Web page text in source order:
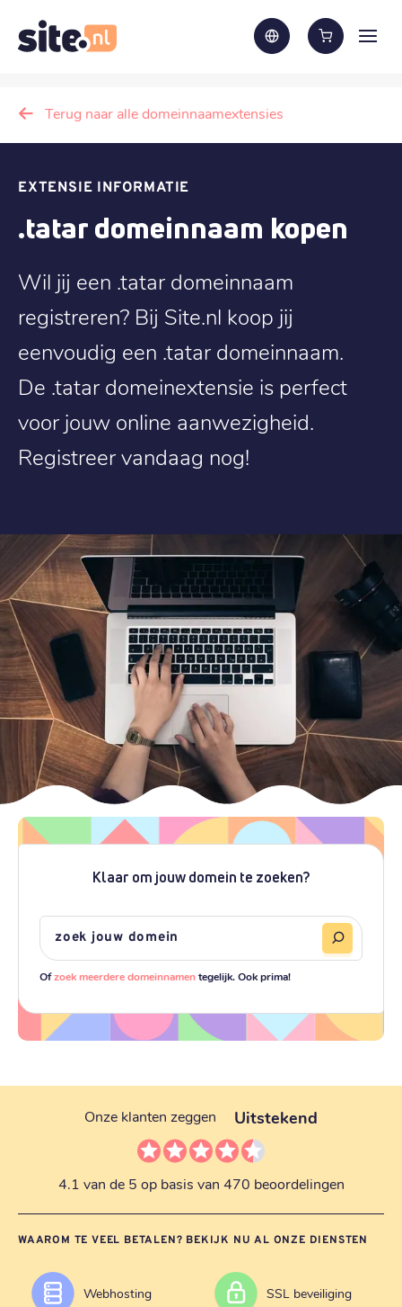
Terug naar alle domeinnaamextensies
EXTENSIE INFORMATIE
.tatar domeinnaam kopen
Wil jij een .tatar domeinnaam
registreren? Bij Site.nl koop jij
eenvoudig een .tatar domeinnaam.
De .tatar domeinextensie is perfect
voor jouw online aanwezigheid.
Registreer vandaag nog!
Klaar om jouw domein te zoeken?
Ofzoek meerdere domeinnamentegelijk. Ook prima!
Onze klanten zeggen Uitstekend
4.1 van de 5 op basis van 470 beoordelingen
WAAROM TE VEEL BETALEN? BEKIJK NU AL ONZE DIENSTEN
Webhosting SSL beveiliging